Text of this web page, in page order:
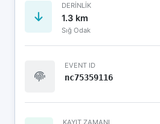
DERINLIK
1.3 km
Sığ Odak
EVENT ID
nc75359116
KAYIT ZAMANI